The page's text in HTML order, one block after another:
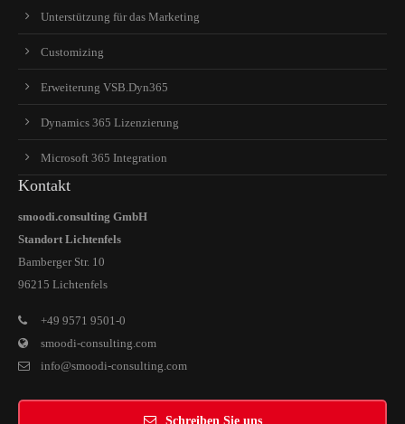
Unterstützung für das Marketing
Customizing
Erweiterung VSB.Dyn365
Dynamics 365 Lizenzierung
Microsoft 365 Integration
Kontakt
smoodi.consulting GmbH
Standort Lichtenfels
Bamberger Str. 10
96215 Lichtenfels
+49 9571 9501-0
smoodi-consulting.com
info@smoodi-consulting.com
Schreiben Sie uns